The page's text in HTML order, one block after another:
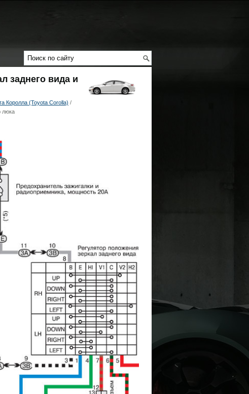
заднего вида и
Королла (Toyota Corolla) /
люка